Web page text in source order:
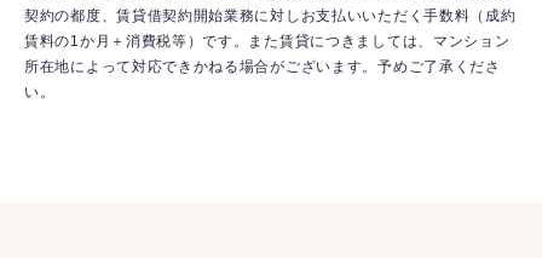
契約の都度、賃貸借契約開始業務に対しお支払いいただく手数料（成約
賃料の1か月＋消費税等）です。また賃貸につきましては、マンション
所在地によって対応できかねる場合がございます。予めご了承くださ
い。